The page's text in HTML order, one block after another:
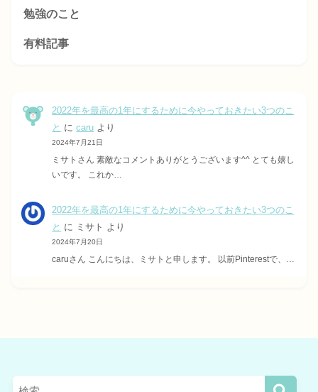
勉強のこと
有料記事
2022年を最高の1年にするために今やっておきたい3つのこ
と にcaru より
2024年7月21日
ミサトさん 素敵なコメントありがとうございます^^ とても嬉し
いです。 これか…
2022年を最高の1年にするために今やっておきたい3つのこ
と に ミサト より
2024年7月20日
caruさん こんにちは、ミサトと申します。 以前Pinterestで、…